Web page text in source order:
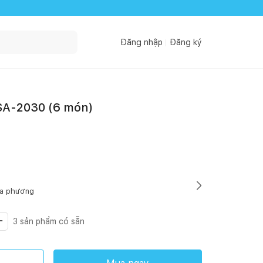
Đăng nhập Đăng ký
2030 (6 món)
phương
3 sản phẩm có sẵn